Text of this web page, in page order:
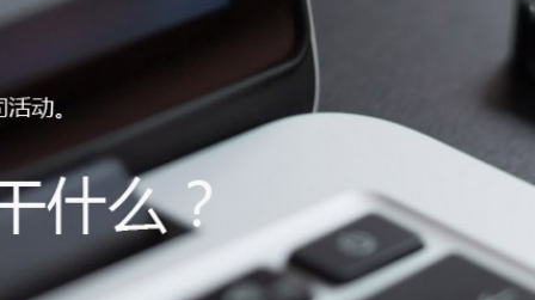
设
网
建
制
板
抖
获
里
经